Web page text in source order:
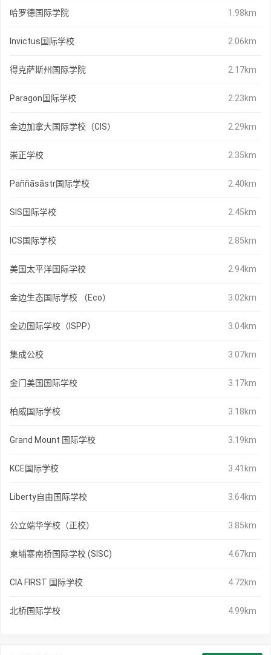
哈罗德国际学院 1.98km
Invictus国际学校 2.06km
得克萨斯州国际学院 2.17km
Paragon国际学校 2.23km
金边加拿大国际学校（CIS） 2.29km
崇正学校 2.35km
Paññāsāstr国际学校 2.40km
SIS国际学校 2.45km
ICS国际学校 2.85km
美国太平洋国际学校 2.94km
金边生态国际学校 （Eco） 3.02km
金边国际学校（ISPP） 3.04km
集成公校 3.07km
金门美国国际学校 3.17km
柏威国际学校 3.18km
Grand Mount 国际学校 3.19km
KCE国际学校 3.41km
Liberty自由国际学校 3.64km
公立端华学校（正校） 3.85km
柬埔寨南桥国际学校 (SISC) 4.67km
CIA FIRST 国际学校 4.72km
北桥国际学校 4.99km